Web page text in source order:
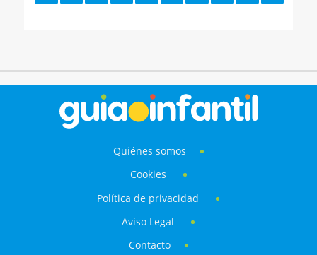
Quiénes somos
Cookies
Política de privacidad
Aviso Legal
Contacto